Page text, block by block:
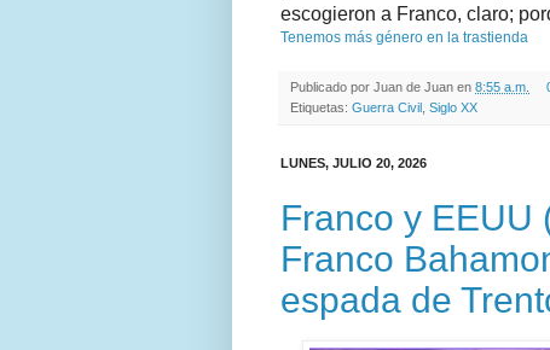
escogieron a Franco, claro;
Tenemos más género en la trastienda
Publicado por Juan de Juan en 8:55 a.m.
Etiquetas: Guerra Civil Siglo XX
LUNES, JULIO 20, 2026
Franco y
Franco
espada de